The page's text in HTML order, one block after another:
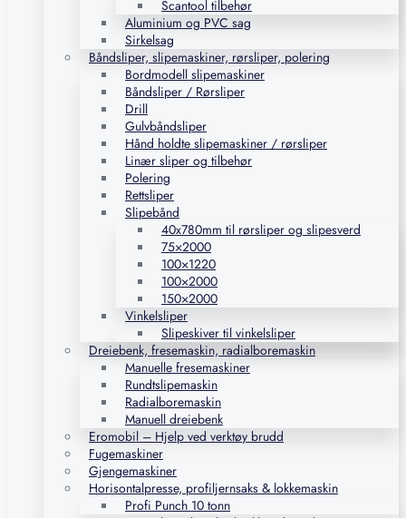
Scantool tilbehør
Aluminium og PVC sag
Sirkelsag
Båndsliper, slipemaskiner, rørsliper, polering
Bordmodell slipemaskiner
Båndsliper / Rørsliper
Drill
Gulvbåndsliper
Hånd holdte slipemaskiner / rørsliper
Linær sliper og tilbehør
Polering
Rettsliper
Slipebånd
40x780mm til rørsliper og slipesverd
75×2000
100×1220
100×2000
150×2000
Vinkelsliper
Slipeskiver til vinkelsliper
Dreiebenk, fresemaskin, radialboremaskin
Manuelle fresemaskiner
Rundtslipemaskin
Radialboremaskin
Manuell dreiebenk
Eromobil – Hjelp ved verktøy brudd
Fugemaskiner
Gjengemaskiner
Horisontalpresse, profiljernsaks & lokkemaskin
Profi Punch 10 tonn